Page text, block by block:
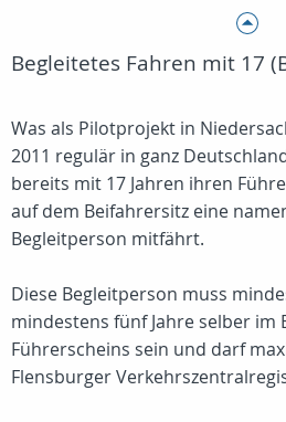
Begleitetes Fahren mit 17
Was als Pilotprojekt in
2011 regulär in ganz
bereits mit 17 Jahren ihren
auf dem Beifahrersitz eine
Begleitperson mitfährt.
Diese Begleitperson muss
mindestens fünf Jahre selber im
Führerscheins sein und darf
Flensburger